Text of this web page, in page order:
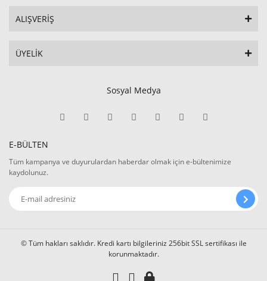
ALIŞVERİŞ
ÜYELİK
Sosyal Medya
E-BÜLTEN
Tüm kampanya ve duyurulardan haberdar olmak için e-bültenimize
kaydolunuz.
© Tüm hakları saklıdır. Kredi kartı bilgileriniz 256bit SSL sertifikası ile
korunmaktadır.